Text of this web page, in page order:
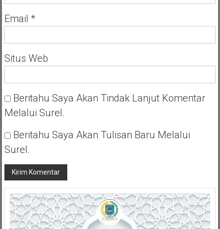
Email *
Situs Web
Beritahu Saya Akan Tindak Lanjut Komentar
Melalui Surel.
Beritahu Saya Akan Tulisan Baru Melalui
Surel.